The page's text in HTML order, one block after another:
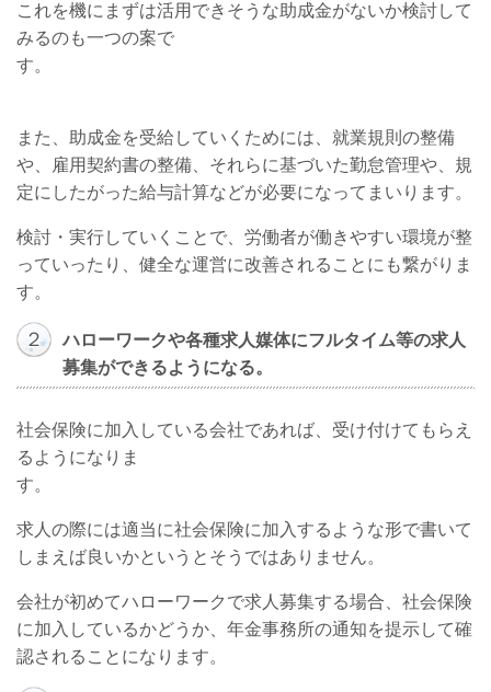
これを機にまずは活用できそうな助成金がないか検討して
みるのも一つの案で
す。
また、助成金を受給していくためには、就業規則の整備
や、雇用契約書の整備、それらに基づいた勤怠管理や、規
定にしたがった給与計算などが必要になってまいります。
検討・実行していくことで、労働者が働きやすい環境が整
っていったり、健全な運営に改善されることにも繋がりま
す。
２
ハローワークや各種求人媒体にフルタイム等の求人
募集ができるようになる。
社会保険に加入している会社であれば、受け付けてもらえ
るようになりま
す。
求人の際には適当に社会保険に加入するような形で書いて
しまえば良いかというとそうではありません。
会社が初めてハローワークで求人募集する場合、社会保険
に加入しているかどうか、年金事務所の通知を提示して確
認されることになります。